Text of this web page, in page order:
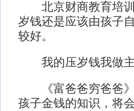
北京财商教育培训
岁钱还是应该由孩子
较好。
我的压岁钱我做主
《富爸爸穷爸爸》
孩子金钱的知识，将